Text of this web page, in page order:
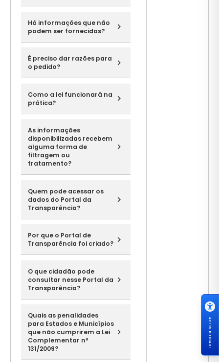
Há informações que não
podem ser fornecidas?
É preciso dar razões para
o pedido?
Como a lei funcionará na
prática?
As informações
disponibilizadas recebem
alguma forma de
filtragem ou
tratamento?
Quem pode acessar os
dados do Portal da
Transparência?
Por que o Portal de
Transparência foi criado?
O que cidadão pode
consultar nesse Portal da
Transparência?
Quais as penalidades
para Estados e Municípios
que não cumprirem a Lei
Complementar nº
131/2009?
ACESSIBILIDADE